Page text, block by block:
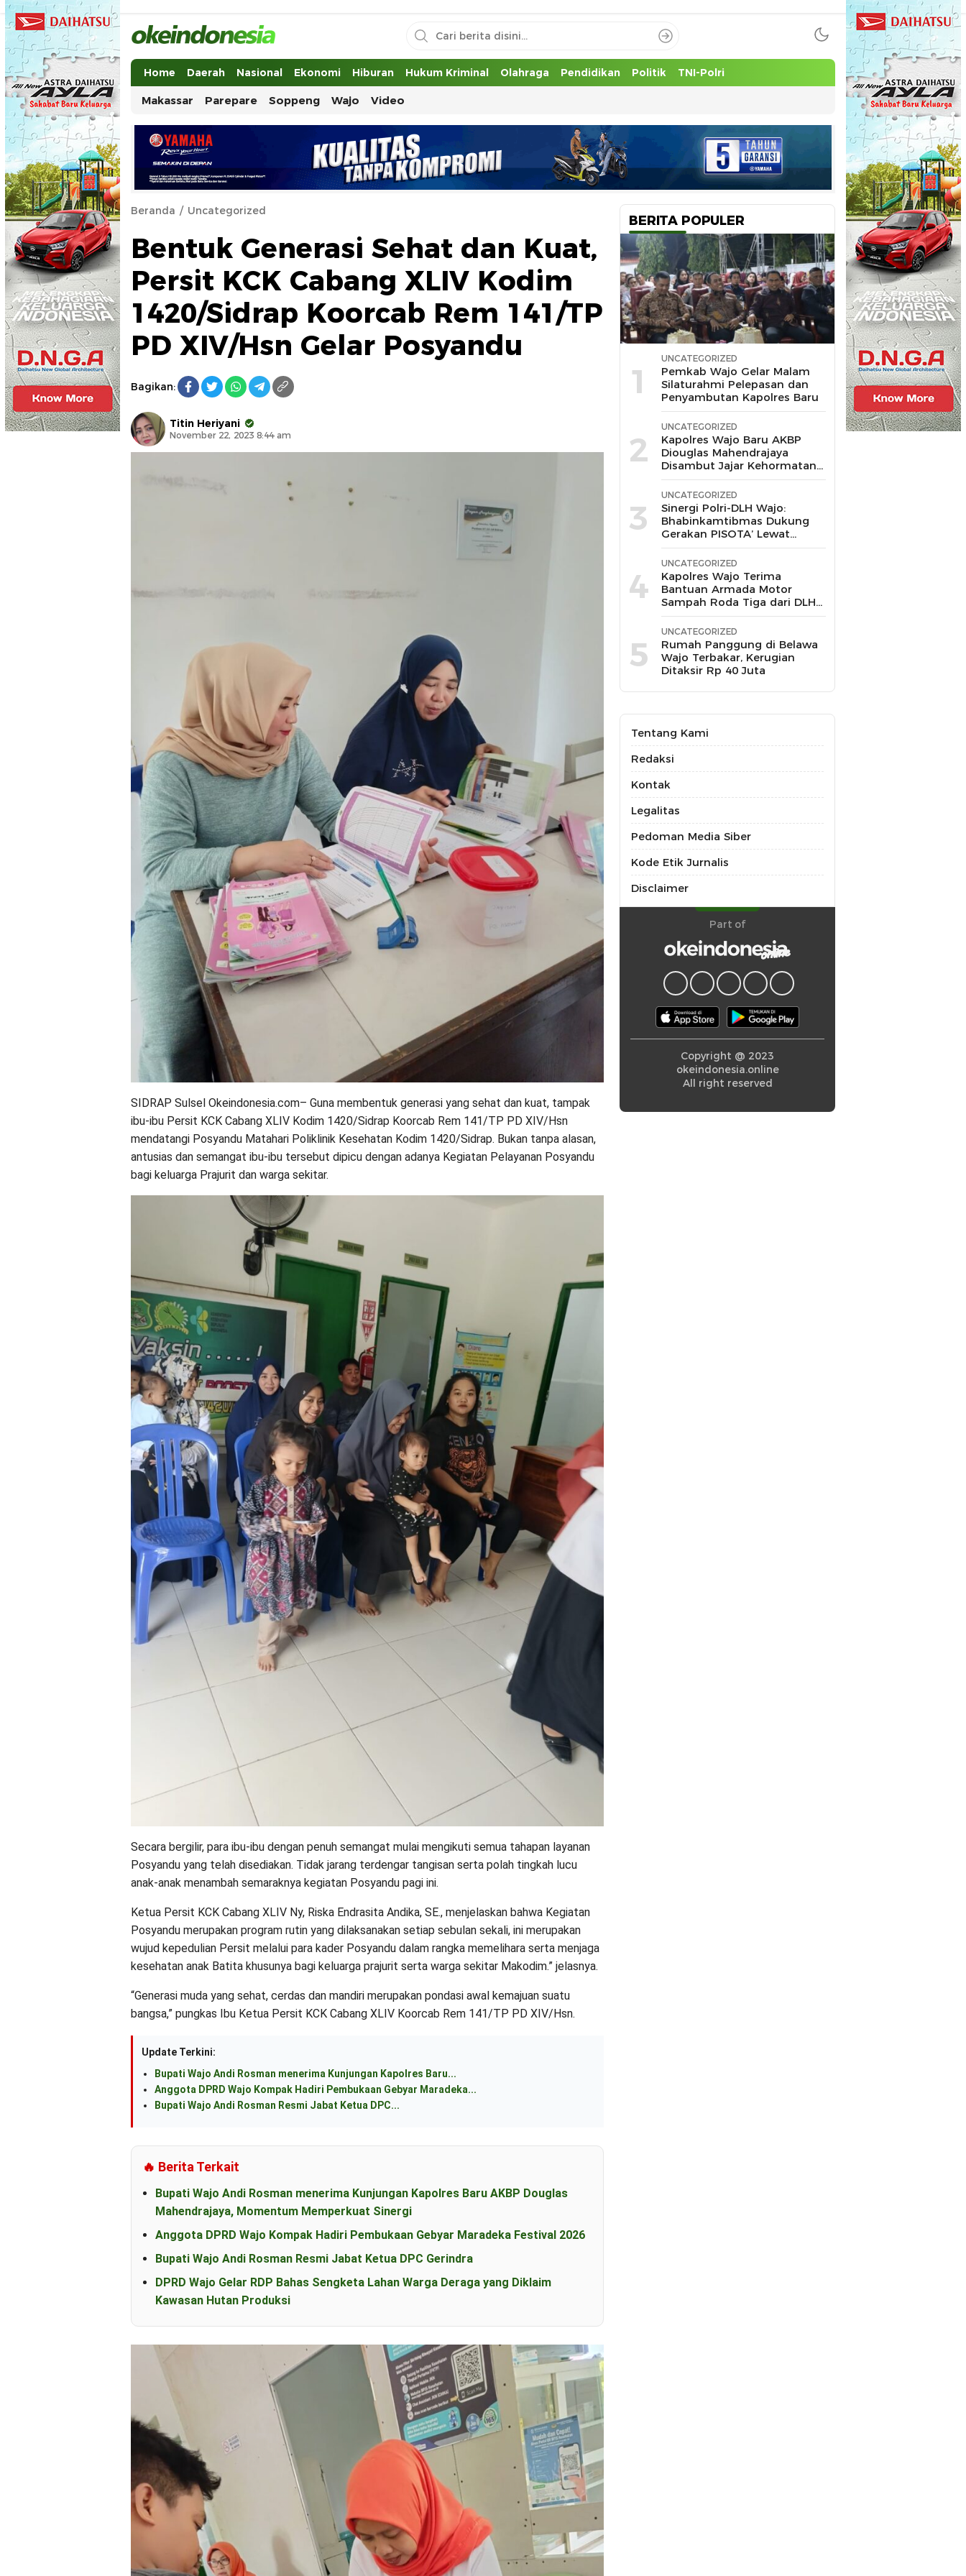
Okeindonesia.Online
Mengonlinekan Indonesia Secara Utuh
Home Daerah Nasional Ekonomi Hiburan Hukum Kriminal Olahraga Pendidikan Politik TNI-Polri
Makassar Parepare Soppeng Wajo Video
Beranda Uncategorized
Bentuk Generasi Sehat dan Kuat,
Persit KCK Cabang XLIV Kodim
1420/Sidrap Koorcab Rem 141/TP
PD XIV/Hsn Gelar Posyandu
Bagikan:
Titin Heriyani
November 22, 2023 8:44 am
SIDRAP Sulsel Okeindonesia.com– Guna membentuk generasi yang sehat dan kuat, tampak
ibu-ibu Persit KCK Cabang XLIV Kodim 1420/Sidrap Koorcab Rem 141/TP PD XIV/Hsn
mendatangi Posyandu Matahari Poliklinik Kesehatan Kodim 1420/Sidrap. Bukan tanpa alasan,
antusias dan semangat ibu-ibu tersebut dipicu dengan adanya Kegiatan Pelayanan Posyandu
bagi keluarga Prajurit dan warga sekitar.
Secara bergilir, para ibu-ibu dengan penuh semangat mulai mengikuti semua tahapan layanan
Posyandu yang telah disediakan. Tidak jarang terdengar tangisan serta polah tingkah lucu
anak-anak menambah semaraknya kegiatan Posyandu pagi ini.
Ketua Persit KCK Cabang XLIV Ny, Riska Endrasita Andika, SE., menjelaskan bahwa Kegiatan
Posyandu merupakan program rutin yang dilaksanakan setiap sebulan sekali, ini merupakan
wujud kepedulian Persit melalui para kader Posyandu dalam rangka memelihara serta menjaga
kesehatan anak Batita khusunya bagi keluarga prajurit serta warga sekitar Makodim.” jelasnya.
“Generasi muda yang sehat, cerdas dan mandiri merupakan pondasi awal kemajuan suatu
bangsa,” pungkas Ibu Ketua Persit KCK Cabang XLIV Koorcab Rem 141/TP PD XIV/Hsn.
Update Terkini:
Bupati Wajo Andi Rosman menerima Kunjungan Kapolres Baru...
Anggota DPRD Wajo Kompak Hadiri Pembukaan Gebyar Maradeka...
Bupati Wajo Andi Rosman Resmi Jabat Ketua DPC...
🔥 Berita Terkait
Bupati Wajo Andi Rosman menerima Kunjungan Kapolres Baru AKBP Douglas
Mahendrajaya, Momentum Memperkuat Sinergi
Anggota DPRD Wajo Kompak Hadiri Pembukaan Gebyar Maradeka Festival 2026
Bupati Wajo Andi Rosman Resmi Jabat Ketua DPC Gerindra
DPRD Wajo Gelar RDP Bahas Sengketa Lahan Warga Deraga yang Diklaim
Kawasan Hutan Produksi
BERITA POPULER
1
UNCATEGORIZED
Pemkab Wajo Gelar Malam
Silaturahmi Pelepasan dan
Penyambutan Kapolres Baru
2
UNCATEGORIZED
Kapolres Wajo Baru AKBP
Diouglas Mahendrajaya
Disambut Jajar Kehormatan
dan Tari Padduppa
3
UNCATEGORIZED
Sinergi Polri-DLH Wajo:
Bhabinkamtibmas Dukung
Gerakan PISOTA’ Lewat
Motor Sampah
4
UNCATEGORIZED
Kapolres Wajo Terima
Bantuan Armada Motor
Sampah Roda Tiga dari DLH
untuk Dukung Gerakan
Peduli Lingkungan
5
UNCATEGORIZED
Rumah Panggung di Belawa
Wajo Terbakar, Kerugian
Ditaksir Rp 40 Juta
Tentang Kami
Redaksi
Kontak
Legalitas
Pedoman Media Siber
Kode Etik Jurnalis
Disclaimer
Part of
Copyright @ 2023
okeindonesia.online
All right reserved